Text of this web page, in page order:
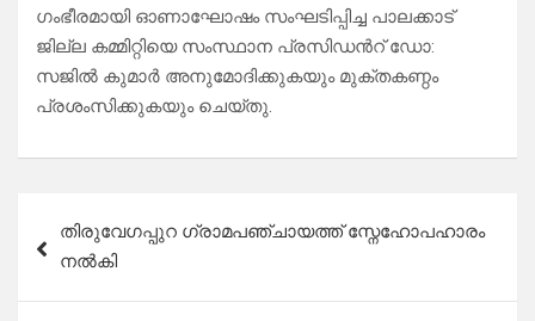
ഗംഭീരമായി ഓണാഘോഷം സംഘടിപ്പിച്ച പാലക്കാട്‌
ജില്ല കമ്മിറ്റിയെ സംസ്ഥാന പ്രസിഡൻറ് ഡോ:
സജിൽ കുമാർ അനുമോദിക്കുകയും മുക്തകണ്ഠം
പ്രശംസിക്കുകയും ചെയ്തു.
navigation
തിരുവേഗപ്പുറ ഗ്രാമപഞ്ചായത്ത് സ്നേഹോപഹാരം
നൽകി